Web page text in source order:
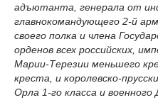
адъютанта, генерала от
главнокомандующего 2-й
своего полка и члена
орденов всех российских,
Марии-Терезии меньшего
креста, и королевско-
Орла 1-го класса и